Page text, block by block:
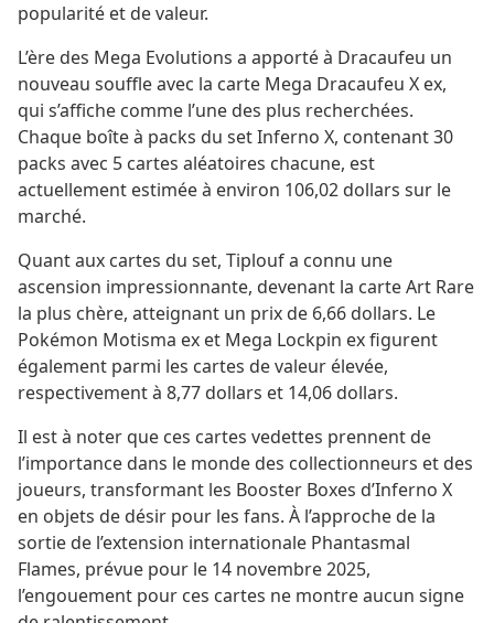
popularité et de valeur.
L’ère des Mega Evolutions a apporté à Dracaufeu un
nouveau souffle avec la carte Mega Dracaufeu X ex,
qui s’affiche comme l’une des plus recherchées.
Chaque boîte à packs du set Inferno X, contenant 30
packs avec 5 cartes aléatoires chacune, est
actuellement estimée à environ 106,02 dollars sur le
marché.
Quant aux cartes du set, Tiplouf a connu une
ascension impressionnante, devenant la carte Art Rare
la plus chère, atteignant un prix de 6,66 dollars. Le
Pokémon Motisma ex et Mega Lockpin ex figurent
également parmi les cartes de valeur élevée,
respectivement à 8,77 dollars et 14,06 dollars.
Il est à noter que ces cartes vedettes prennent de
l’importance dans le monde des collectionneurs et des
joueurs, transformant les Booster Boxes d’Inferno X
en objets de désir pour les fans. À l’approche de la
sortie de l’extension internationale Phantasmal
Flames, prévue pour le 14 novembre 2025,
l’engouement pour ces cartes ne montre aucun signe